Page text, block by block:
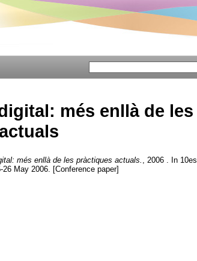
més enllà de les
més enllà de les pràctiques actuals.
, 2006 . In 10es
May 2006. [Conference paper]